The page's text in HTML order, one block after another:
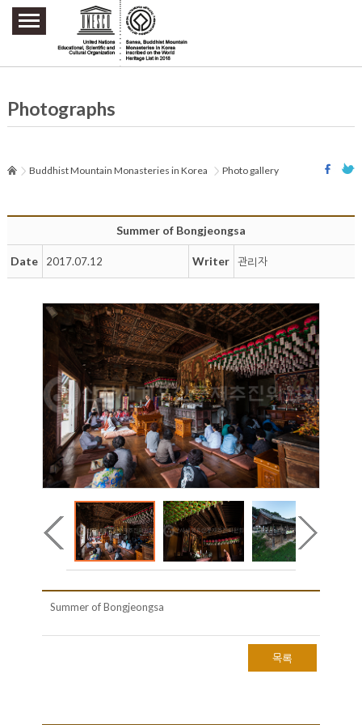
주요메뉴 바로가기
본문 바로가기
하단메뉴 바로가기
Photographs
Buddhist Mountain Monasteries in Korea Photo gallery
Summer of Bongjeongsa
Date 2017.07.12 Writer 관리자
Summer of Bongjeongsa
목록